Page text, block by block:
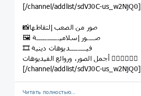
[/channel/addlist/sdVJ0C-us_w2NjQ0]
📸صور من الصعب إلتقاطها
🖼 صــــور إسلاميـــــــــــة
🎞 فيــــــــديوهات دينية
أجمل الصور، وروائع الفيديوهات 👇🏻👇🏻👇🏻
[/channel/addlist/sdVJ0C-us_w2NjQ0]
Читать полностью…